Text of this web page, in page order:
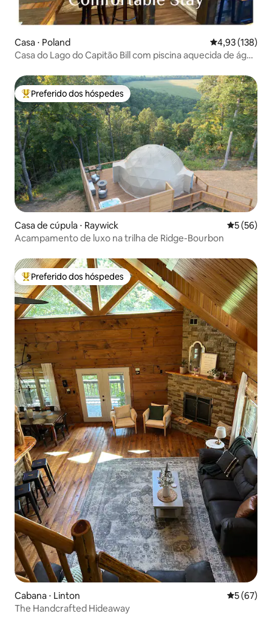
Casa ⋅ Poland 4,93 de uma
4,93 (138)
Casa do Lago do Capitão Bill com piscina aquecida de água
Entre os melhores preferidos dos hóspedes
Preferido dos hóspedes
Casa de cúpula ⋅ Raywick 5 de uma
5 (56)
Acampamento de luxo na trilha de Ridge-Bourbon
Entre os melhores preferidos dos hóspedes
Preferido dos hóspedes
Cabana ⋅ Linton 5 de uma
5 (67)
The Handcrafted Hideaway